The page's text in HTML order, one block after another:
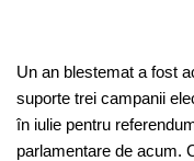
Un an blestemat a fost
suporte trei campanii
în iulie pentru
parlamentare de acum.